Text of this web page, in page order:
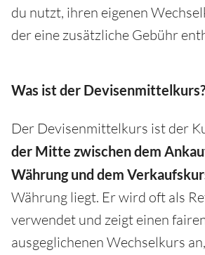
du nutzt, ihren eigenen
der eine zusätzliche Gebühr
Was ist der Devisenmittelkurs?
Der Devisenmittelkurs ist der
der Mitte zwischen dem
Währung und dem
Währung liegt. Er wird oft als
verwendet und zeigt einen
ausgeglichenen Wechselkurs